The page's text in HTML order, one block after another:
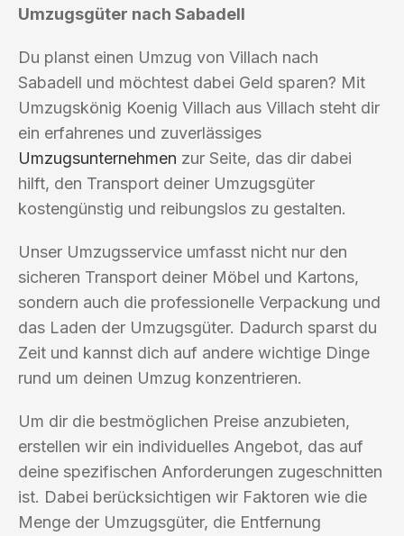
Umzugsgüter nach Sabadell
Du planst einen Umzug von Villach nach
Sabadell und möchtest dabei Geld sparen? Mit
Umzugskönig Koenig Villach aus Villach steht dir
ein erfahrenes und zuverlässiges
Umzugsunternehmen zur Seite, das dir dabei
hilft, den Transport deiner Umzugsgüter
kostengünstig und reibungslos zu gestalten.
Unser Umzugsservice umfasst nicht nur den
sicheren Transport deiner Möbel und Kartons,
sondern auch die professionelle Verpackung und
das Laden der Umzugsgüter. Dadurch sparst du
Zeit und kannst dich auf andere wichtige Dinge
rund um deinen Umzug konzentrieren.
Um dir die bestmöglichen Preise anzubieten,
erstellen wir ein individuelles Angebot, das auf
deine spezifischen Anforderungen zugeschnitten
ist. Dabei berücksichtigen wir Faktoren wie die
Menge der Umzugsgüter, die Entfernung